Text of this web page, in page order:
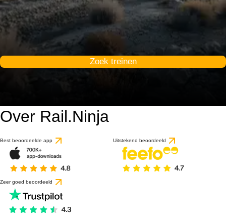
Zoek treinen
Over Rail.Ninja
Best beoordeelde app Uitstekend beoordeeld
Zeer goed beoordeeld